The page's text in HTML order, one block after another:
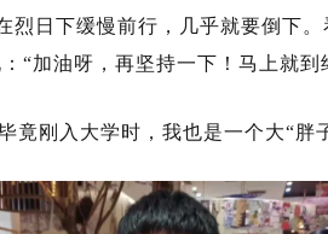
烈日下缓慢前行，几乎就要倒下
“加油呀，再坚持一下！马上就到
竟刚入大学时，我也是一个大“胖